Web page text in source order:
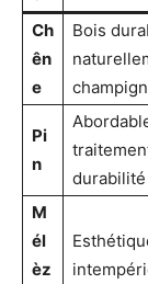
Ch
ên
e
Bois
Pi
n
durabilité
M
él
èz